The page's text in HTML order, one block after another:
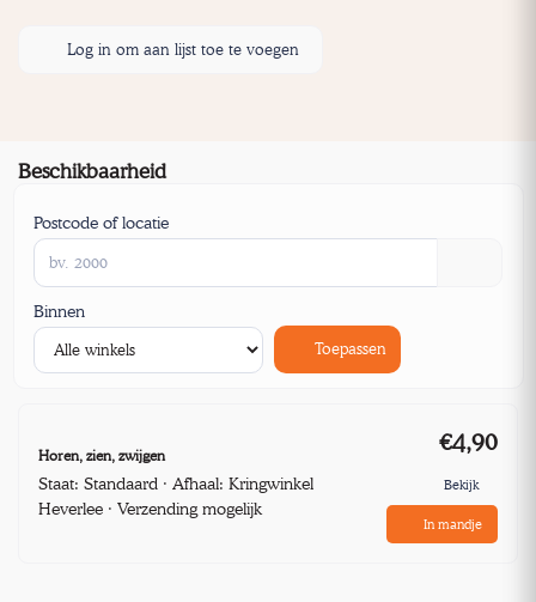
Log in om aan lijst toe te voegen
Beschikbaarheid
Postcode of locatie
Binnen
Toepassen
Horen, zien, zwijgen
Staat: Standaard · Afhaal: Kringwinkel
Heverlee · Verzending mogelijk
€4,90
Bekijk
In mandje